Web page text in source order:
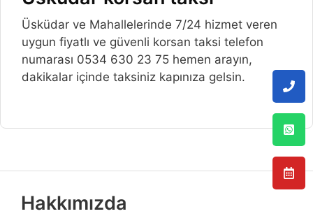
Üsküdar ve Mahallelerinde 7/24 hizmet veren
uygun fiyatlı ve güvenli korsan taksi telefon
numarası 0534 630 23 75 hemen arayın,
dakikalar içinde taksiniz kapınıza gelsin.
Hakkımızda